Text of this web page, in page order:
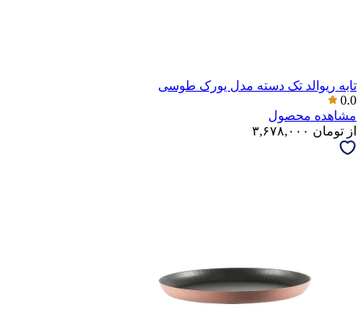
تابه ریوالد تک دسته مدل یورک طوسی
0.0
مشاهده محصول
از تومان